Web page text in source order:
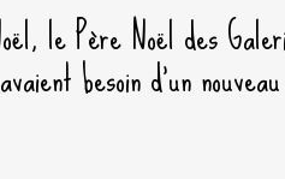
le Père Noël des
besoin d’un